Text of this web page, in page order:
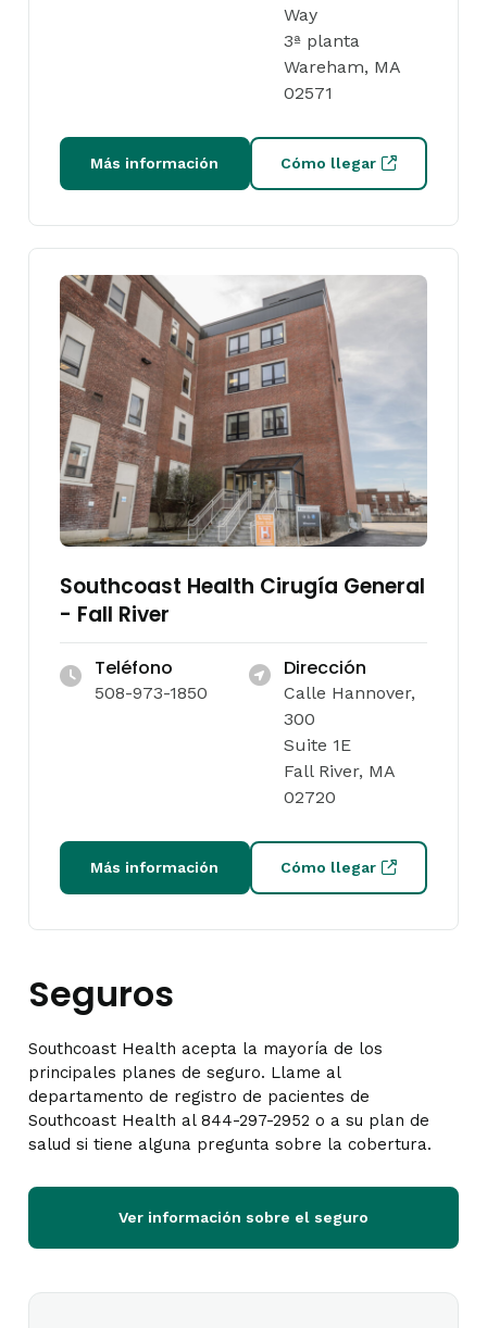
Way
3ª planta
Wareham, MA
02571
Más información Cómo llegar
Southcoast Health Cirugía General
- Fall River
Teléfono
508-973-1850
Dirección
Calle Hannover,
300
Suite 1E
Fall River, MA
02720
Más información Cómo llegar
Seguros
Southcoast Health acepta la mayoría de los
principales planes de seguro. Llame al
departamento de registro de pacientes de
Southcoast Health al 844-297-2952 o a su plan de
salud si tiene alguna pregunta sobre la cobertura.
Ver información sobre el seguro